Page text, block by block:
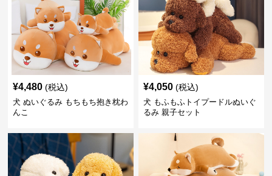
¥4,480 (税込)
犬 ぬいぐるみ もちもち抱き枕わ
んこ
¥4,050 (税込)
犬 もふもふトイプードルぬいぐ
るみ 親子セット